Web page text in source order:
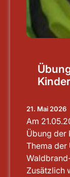
21. Mai 2026
Am
Übung der
Thema der
Zusätzlich